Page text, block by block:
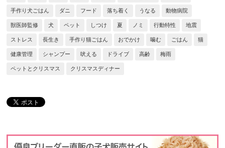
手作り犬ごはん ダニ フード 落ち着く うなる 動物病院
獣医師監修 犬 ペット しつけ 夏 ノミ 行動特性 地震
ストレス 長生き 手作り猫ごはん おでかけ 噛む ごはん 猫
健康管理 シャンプー 吠える ドライブ 高齢 梅雨
ペットとクリスマス クリスマスディナー